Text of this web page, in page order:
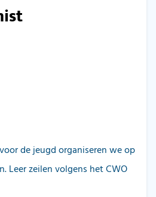
de jeugd organiseren we op
Leer zeilen volgens het CWO